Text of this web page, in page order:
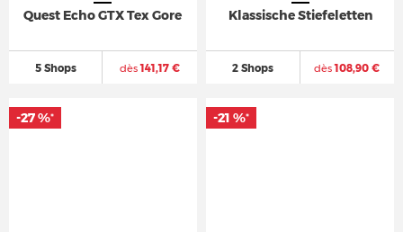
Quest Echo GTX Tex Gore
5 Shops dès141,17 €
Klassische Stiefeletten
2 Shops dès108,90 €
-27 %* -21 %*